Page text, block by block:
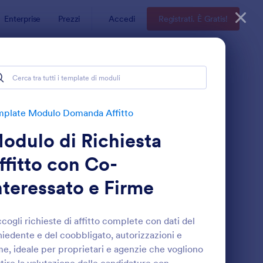
Enterprise Prezzi Accedi Registrati. È Gratis!
Modulo Domanda Affitto
di Richiesta
con Co-
e Firme
richieste di affitto complete con dati del
e del coobbligato, autorizzazioni e
ideale per proprietari e agenzie che vogliono
Di Richiesta Affitto Con Co Interessato E Firme
Anteprima: Dichiarazione